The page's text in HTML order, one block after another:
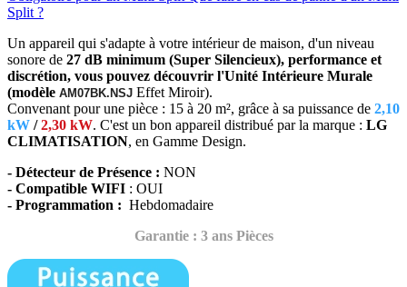
Split ?
Un appareil qui s'adapte à votre intérieur de maison, d'un niveau
sonore de 27 dB minimum (Super Silencieux), performance et
discrétion, vous pouvez découvrir l'Unité Intérieure Murale
(modèle AM07BK.NSJ Effet Miroir).
Convenant pour une pièce : 15 à 20 m², grâce à sa puissance de 2,10
kW /2,30 kW. C'est un bon appareil distribué par la marque : LG
CLIMATISATION, en Gamme Design.
- Détecteur de Présence : NON
- Compatible WIFI : OUI
- Programmation : Hebdomadaire
Garantie : 3 ans Pièces